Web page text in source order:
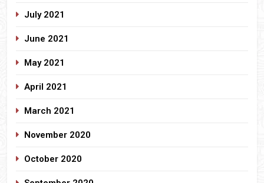
July 2021
June 2021
May 2021
April 2021
March 2021
November 2020
October 2020